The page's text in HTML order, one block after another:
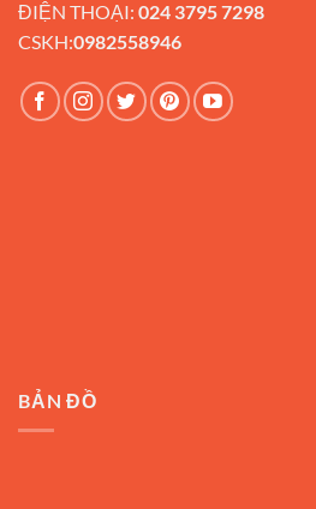
ĐIỆN THOẠI: 024 3795 7298
CSKH:0982558946
BẢN ĐỒ